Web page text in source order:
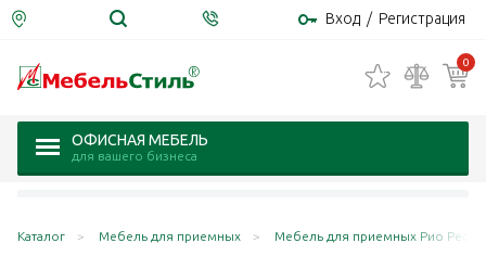
Вход / Регистрация
0
ОФИСНАЯ МЕБЕЛЬ
для вашего бизнеса
Каталог Мебель для приемных Мебель для приемных Рио